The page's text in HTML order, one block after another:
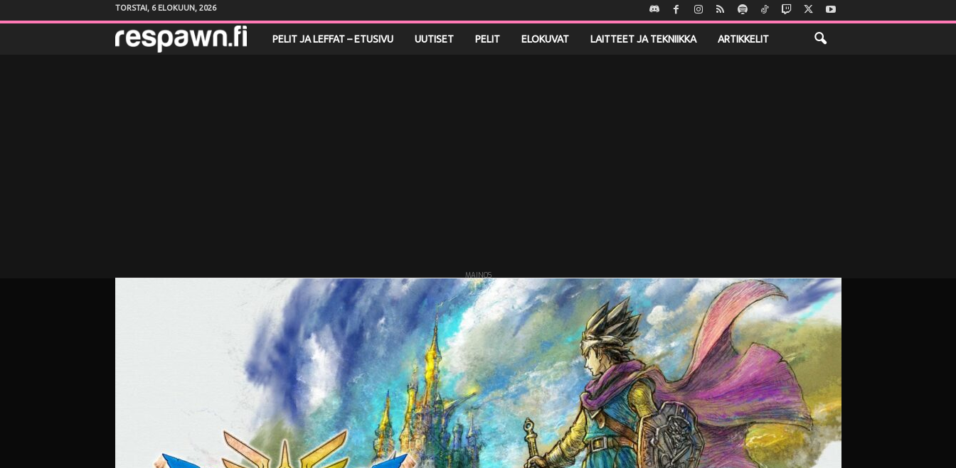
TORSTAI, 6 ELOKUUN, 2026
i
PELIT JA LEFFAT – ETUSIVU UUTISET PELIT ELOKUVAT LAITTEET JA TEKNIIKKA ARTIKKELIT
MAINOS